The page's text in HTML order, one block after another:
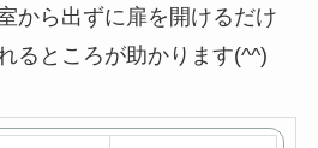
から出ずに扉を開けるだけ
るところが助かります(^^)